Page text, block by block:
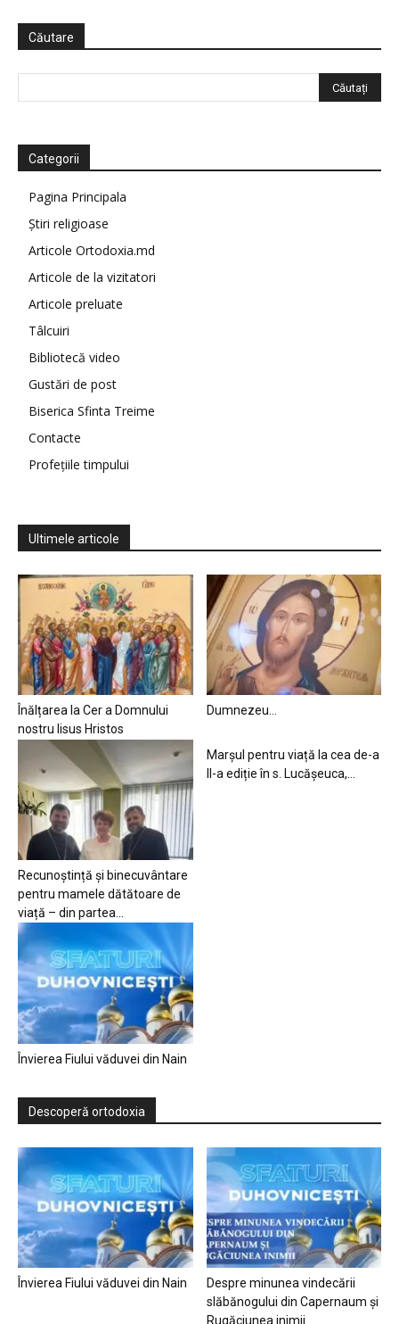
Căutare
Categorii
Pagina Principala
Știri religioase
Articole Ortodoxia.md
Articole de la vizitatori
Articole preluate
Tâlcuiri
Bibliotecă video
Gustări de post
Biserica Sfinta Treime
Contacte
Profețiile timpului
Ultimele articole
Înălțarea la Cer a Domnului
nostru Iisus Hristos
Dumnezeu…
Recunoștință și binecuvântare
pentru mamele dătătoare de
viață – din partea...
Marșul pentru viață la cea de-a
II-a ediție în s. Lucășeuca,...
Învierea Fiului văduvei din Nain
Descoperă ortodoxia
Învierea Fiului văduvei din Nain
Despre minunea vindecării
slăbănogului din Capernaum și
Rugăciunea inimii